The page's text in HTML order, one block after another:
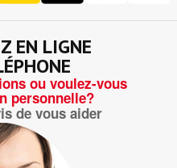
EN LIGNE
ou voulez-vous
personnelle?
de vous aider